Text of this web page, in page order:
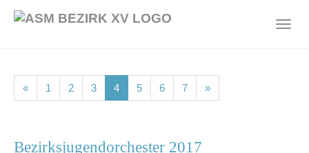
« 1 (current)
2(current)
3(current)
4(current)
5(current)
6(current)
7(current)
»
Bezirksjugendorchester 2017